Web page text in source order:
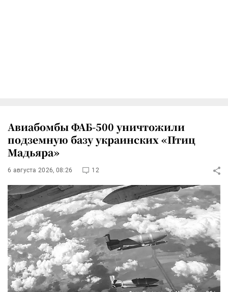
Авиабомбы ФАБ-500 уничтожили
подземную базу украинских «Птиц
Мадьяра»
6 августа 2026, 08:26 12